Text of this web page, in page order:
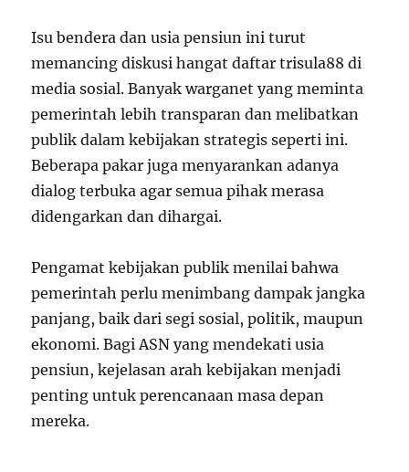
Isu bendera dan usia pensiun ini turut
memancing diskusi hangat daftar trisula88 di
media sosial. Banyak warganet yang meminta
pemerintah lebih transparan dan melibatkan
publik dalam kebijakan strategis seperti ini.
Beberapa pakar juga menyarankan adanya
dialog terbuka agar semua pihak merasa
didengarkan dan dihargai.
Pengamat kebijakan publik menilai bahwa
pemerintah perlu menimbang dampak jangka
panjang, baik dari segi sosial, politik, maupun
ekonomi. Bagi ASN yang mendekati usia
pensiun, kejelasan arah kebijakan menjadi
penting untuk perencanaan masa depan
mereka.